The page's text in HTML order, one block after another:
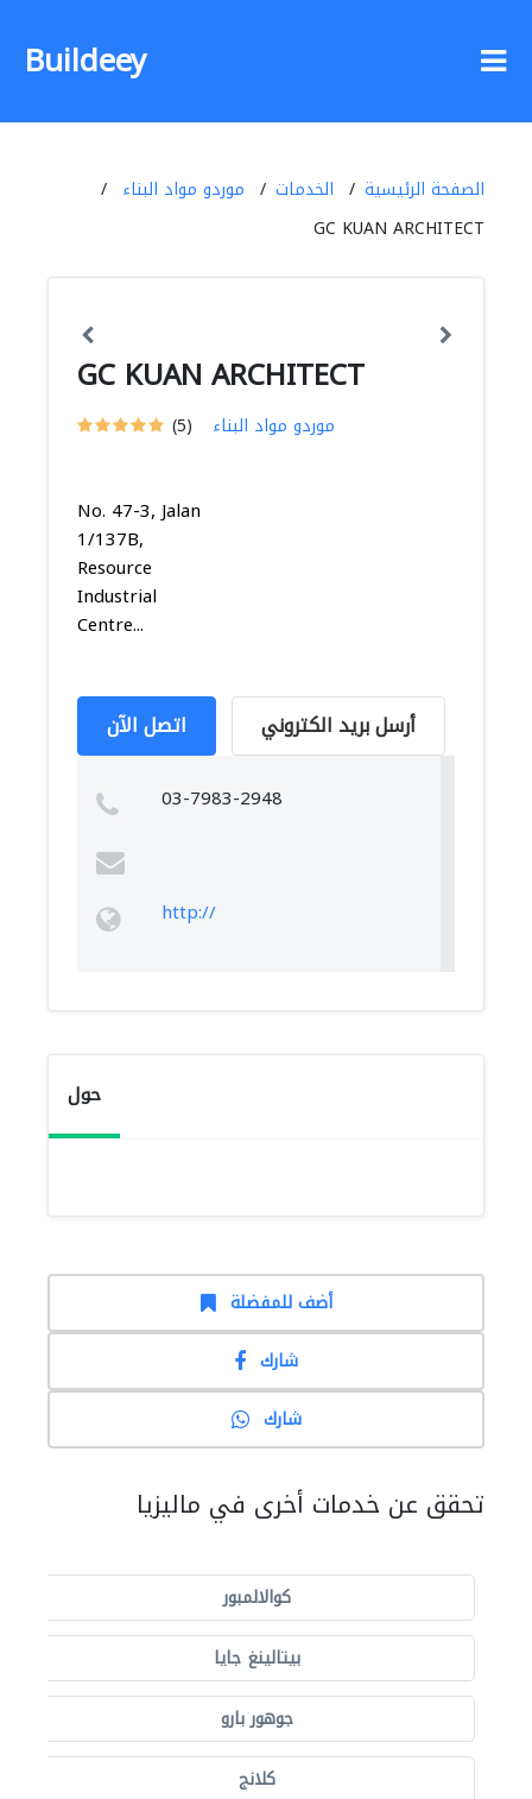
Buildeey
الصفحة الرئيسية الخدمات
موردو مواد البناء
GC KUAN ARCHITECT
GC KUAN ARCHITECT
(5) موردو مواد البناء
No. 47-3, Jalan
1/137B,
Resource
Industrial
Centre...
اتصل الآن أرسل بريد الكتروني
03-7983-2948
http://
حول
أضف للمفضلة
شارك
شارك
تحقق عن خدمات أخرى في ماليزيا
كوالالمبور
بيتالينغ جايا
جوهور بارو
كلانج